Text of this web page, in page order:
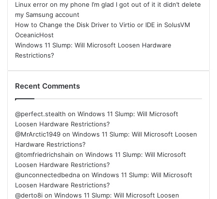
Linux error on my phone I’m glad I got out of it it didn’t delete
my Samsung account
How to Change the Disk Driver to Virtio or IDE in SolusVM
OceanicHost
Windows 11 Slump: Will Microsoft Loosen Hardware
Restrictions?
Recent Comments
@perfect.stealth on Windows 11 Slump: Will Microsoft
Loosen Hardware Restrictions?
@MrArctic1949 on Windows 11 Slump: Will Microsoft Loosen
Hardware Restrictions?
@tomfriedrichshain on Windows 11 Slump: Will Microsoft
Loosen Hardware Restrictions?
@unconnectedbedna on Windows 11 Slump: Will Microsoft
Loosen Hardware Restrictions?
@derto8i on Windows 11 Slump: Will Microsoft Loosen